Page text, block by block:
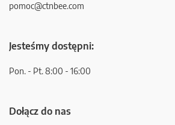
pomoc@ctnbee.com
Jesteśmy dostępni:
Pon. - Pt. 8:00 - 16:00
Dołącz do nas